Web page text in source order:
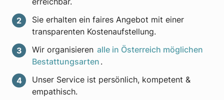
Sie erhalten ein faires Angebot mit einer
transparenten Kostenaufstellung.
Wir organisieren alle in Österreich möglichen
Bestattungsarten .
Unser Service ist persönlich, kompetent &
empathisch.